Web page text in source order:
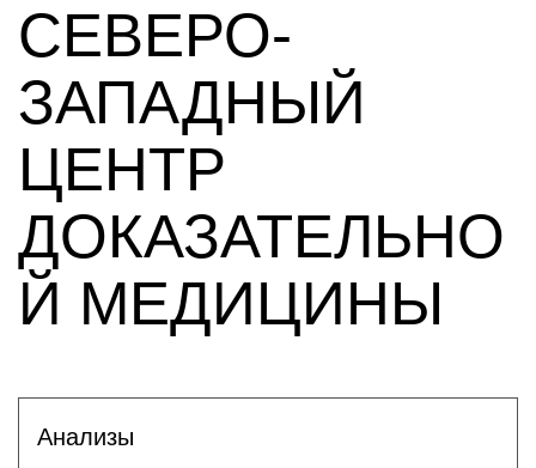
СЕВЕРО-
ЗАПАДНЫЙ
ЦЕНТР
ДОКАЗАТЕЛЬНО
Й МЕДИЦИНЫ
Анализы